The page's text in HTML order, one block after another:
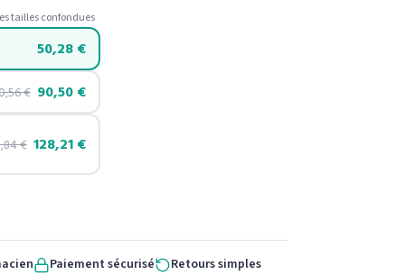
tailles confondues
50,28€
€ 90,50€
€ 128,21€
Paiement sécurisé Retours simples